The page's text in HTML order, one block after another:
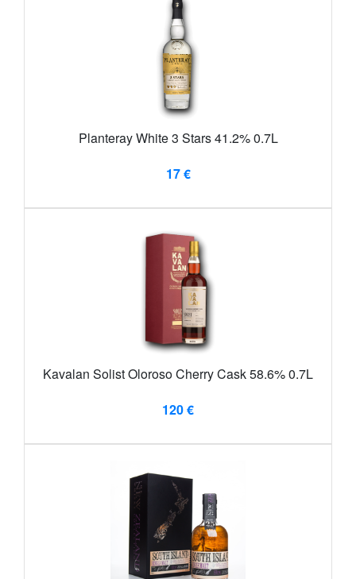
Planteray White 3 Stars 41.2% 0.7L
17 €
Kavalan Solist Oloroso Cherry Cask 58.6% 0.7L
120 €